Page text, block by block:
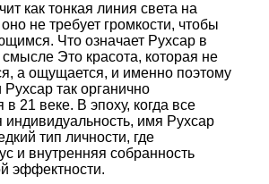
как тонкая линия света на
не требует громкости, чтобы
Что означает Рухсар в
смысле Это красота, которая не
а ощущается, и именно поэтому
так органично
в 21 веке. В эпоху, когда все
индивидуальность, имя Рухсар
тип личности, где
и внутренняя собранность
эффектности.